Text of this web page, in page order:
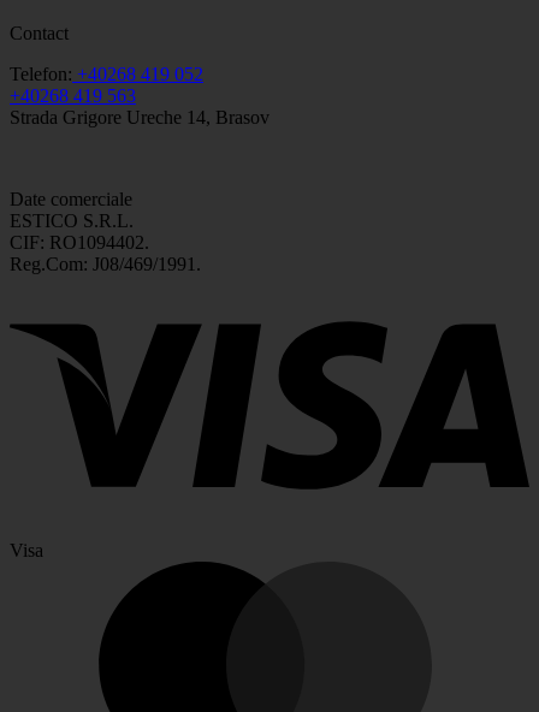
Contact
Telefon: +40268 419 052
+40268 419 563
Strada Grigore Ureche 14, Brasov
Date comerciale
ESTICO S.R.L.
CIF: RO1094402.
Reg.Com: J08/469/1991.
Visa